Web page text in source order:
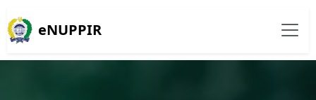
eNUPPIR